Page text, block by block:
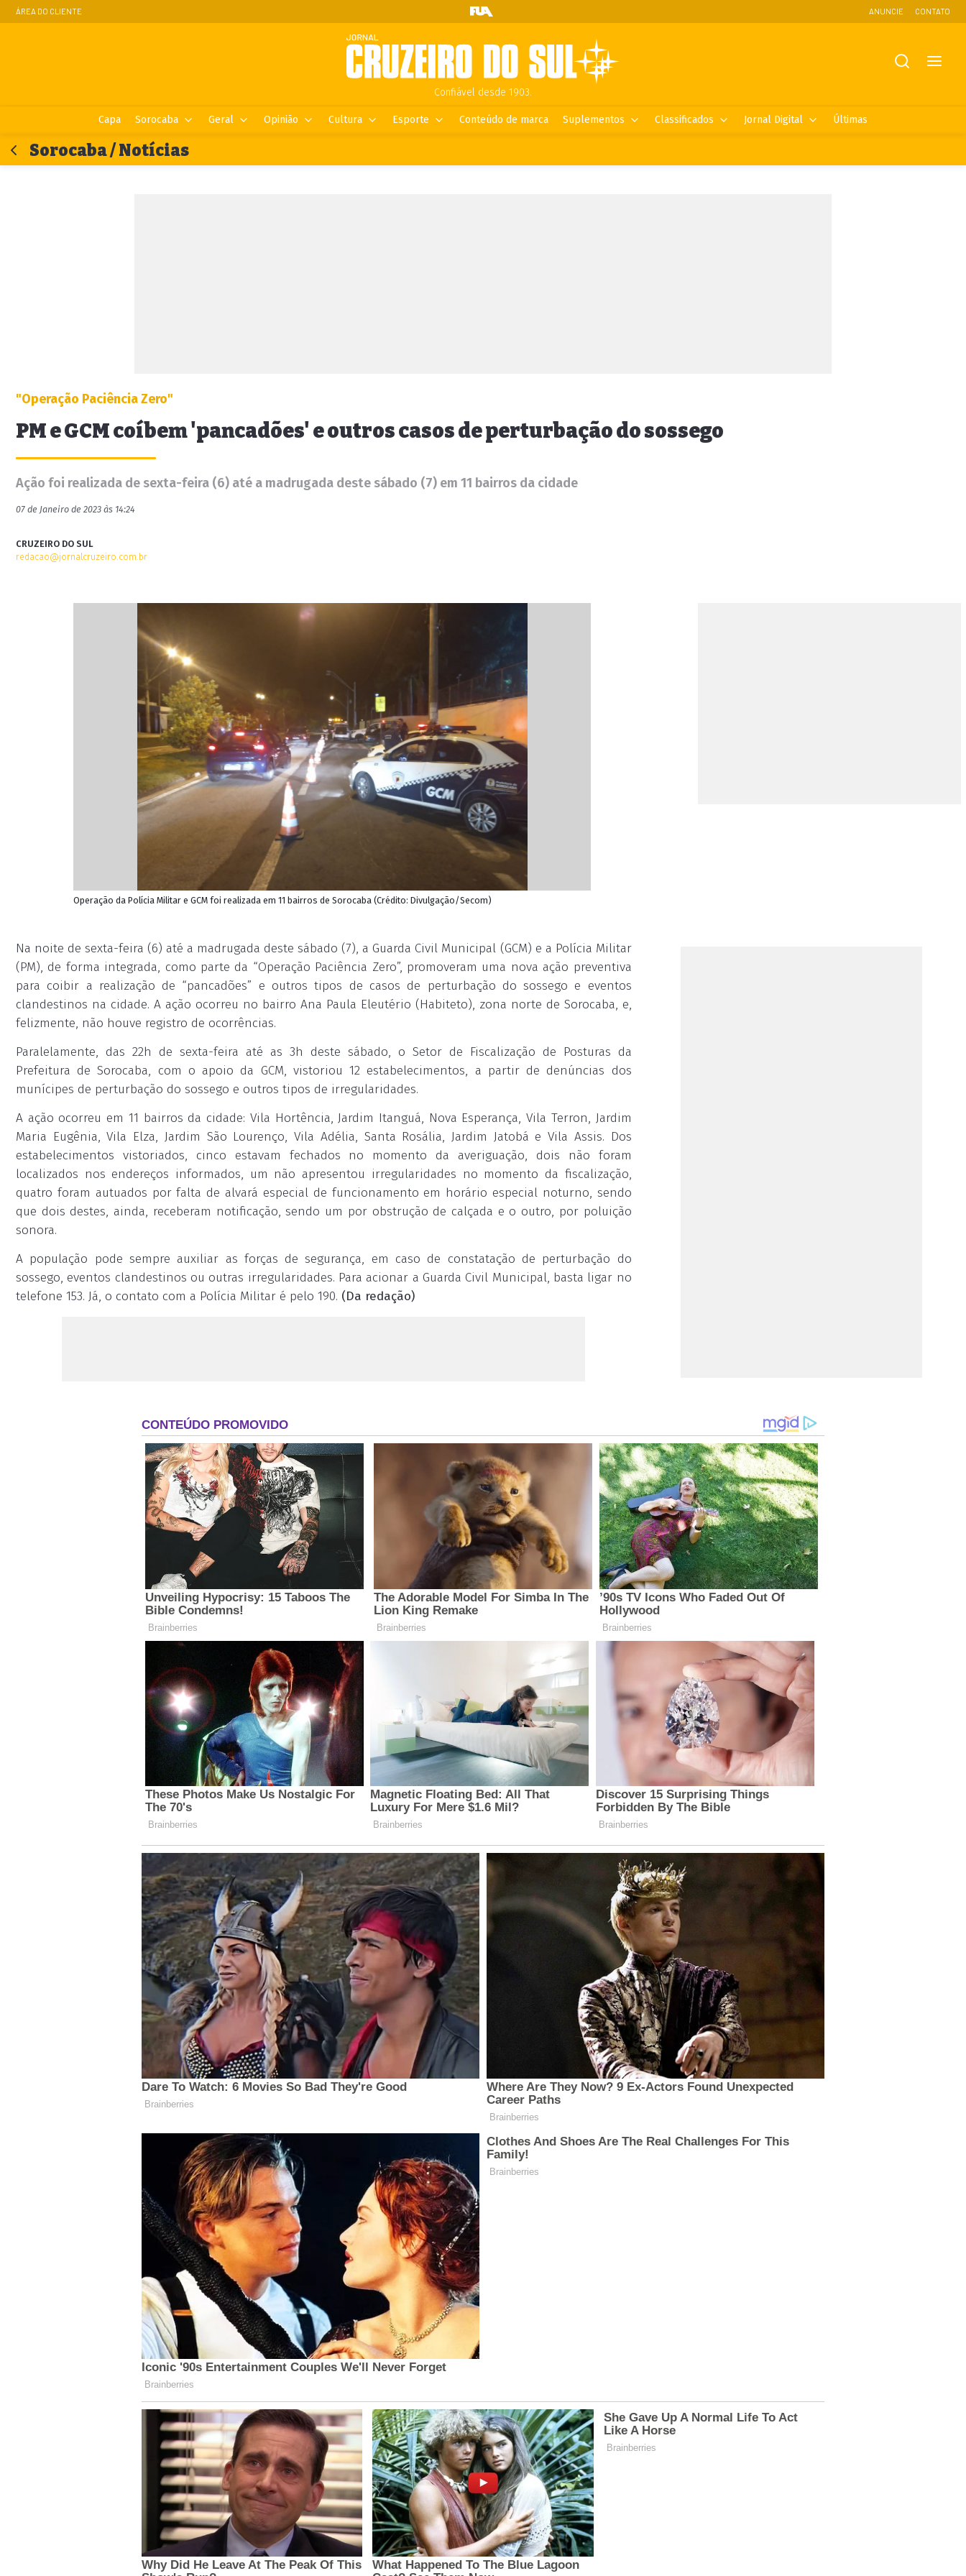
ÁREA DO CLIENTE ANUNCIE CONTATO
Confiável desde 1903.
Capa Sorocaba Geral Opinião Cultura Esporte Conteúdo de marca Suplementos Classificados Jornal Digital Últimas
Sorocaba / Notícias
"Operação Paciência Zero"
PM e GCM coíbem 'pancadões' e outros casos de perturbação do sossego
Ação foi realizada de sexta-feira (6) até a madrugada deste sábado (7) em 11 bairros da cidade
07 de Janeiro de 2023 às 14:24
CRUZEIRO DO SUL
redacao@jornalcruzeiro.com.br
Operação da Polícia Militar e GCM foi realizada em 11 bairros de Sorocaba (Crédito: Divulgação/Secom)
Na noite de sexta-feira (6) até a madrugada deste sábado (7), a Guarda Civil Municipal (GCM) e a Polícia Militar
(PM), de forma integrada, como parte da “Operação Paciência Zero”, promoveram uma nova ação preventiva
para coibir a realização de “pancadões” e outros tipos de casos de perturbação do sossego e eventos
clandestinos na cidade. A ação ocorreu no bairro Ana Paula Eleutério (Habiteto), zona norte de Sorocaba, e,
felizmente, não houve registro de ocorrências.
Paralelamente, das 22h de sexta-feira até as 3h deste sábado, o Setor de Fiscalização de Posturas da
Prefeitura de Sorocaba, com o apoio da GCM, vistoriou 12 estabelecimentos, a partir de denúncias dos
munícipes de perturbação do sossego e outros tipos de irregularidades.
A ação ocorreu em 11 bairros da cidade: Vila Hortência, Jardim Itanguá, Nova Esperança, Vila Terron, Jardim
Maria Eugênia, Vila Elza, Jardim São Lourenço, Vila Adélia, Santa Rosália, Jardim Jatobá e Vila Assis. Dos
estabelecimentos vistoriados, cinco estavam fechados no momento da averiguação, dois não foram
localizados nos endereços informados, um não apresentou irregularidades no momento da fiscalização,
quatro foram autuados por falta de alvará especial de funcionamento em horário especial noturno, sendo
que dois destes, ainda, receberam notificação, sendo um por obstrução de calçada e o outro, por poluição
sonora.
A população pode sempre auxiliar as forças de segurança, em caso de constatação de perturbação do
sossego, eventos clandestinos ou outras irregularidades. Para acionar a Guarda Civil Municipal, basta ligar no
telefone 153. Já, o contato com a Polícia Militar é pelo 190. (Da redação)